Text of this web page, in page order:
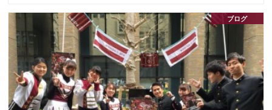
ブログ